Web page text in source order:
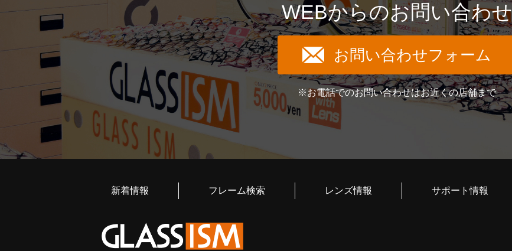
WEBからのお問い合わせ
お問い合わせフォーム
※お電話でのお問い合わせはお近くの店舗まで
新着情報 フレーム検索 レンズ情報 サポート情報